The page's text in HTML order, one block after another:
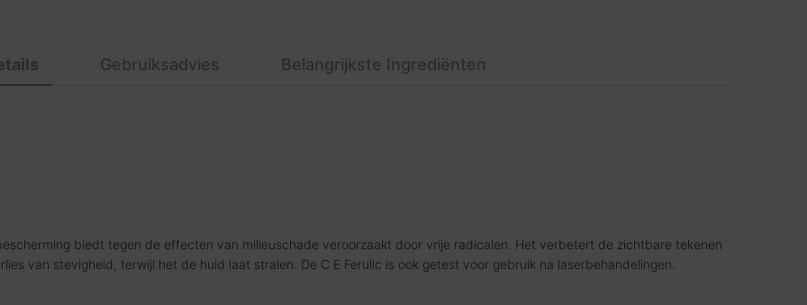
Gebruiksadvies Belangrijkste Ingrediënten
biedt tegen de effecten van milieuschade veroorzaakt door vrije radicalen. Het verbetert de zichtbare tekenen
van stevigheid, terwijl het de huid laat stralen. De C E Ferulic is ook getest voor gebruik na laserbehandelingen.